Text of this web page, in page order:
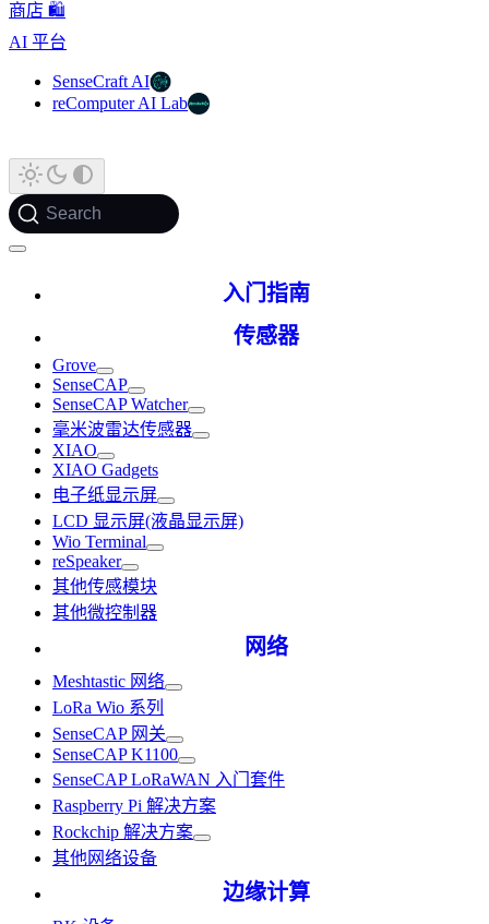
商店 🛍️
AI 平台
SenseCraft AI
reComputer AI Lab
Search
入门指南
传感器
Grove
SenseCAP
SenseCAP Watcher
毫米波雷达传感器
XIAO
XIAO Gadgets
电子纸显示屏
LCD 显示屏(液晶显示屏)
Wio Terminal
reSpeaker
其他传感模块
其他微控制器
网络
Meshtastic 网络
LoRa Wio 系列
SenseCAP 网关
SenseCAP K1100
SenseCAP LoRaWAN 入门套件
Raspberry Pi 解决方案
Rockchip 解决方案
其他网络设备
边缘计算